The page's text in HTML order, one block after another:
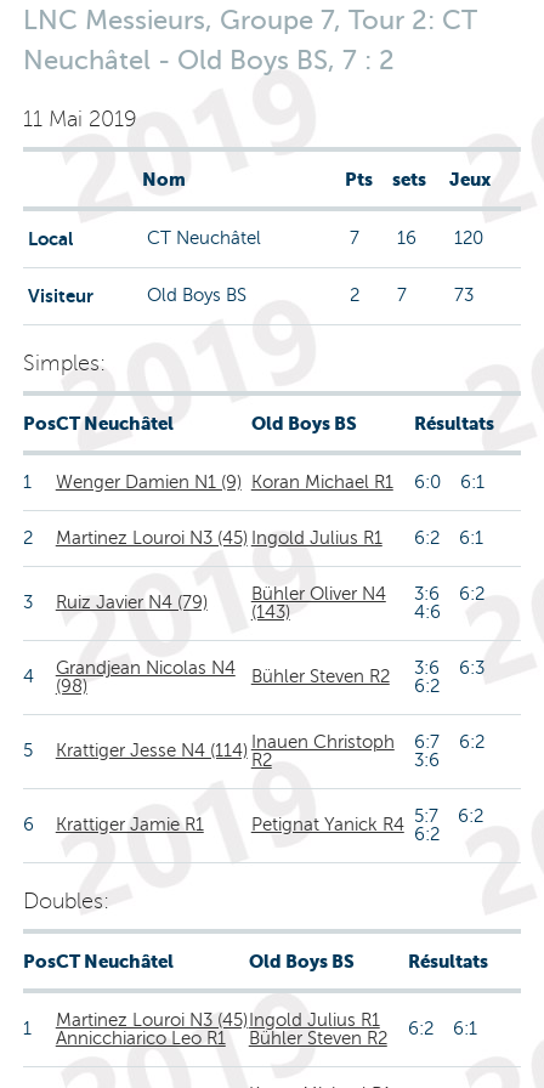
LNC Messieurs, Groupe 7, Tour 2: CT
Neuchâtel - Old Boys BS, 7 : 2
11 Mai 2019
Nom Pts sets Jeux
Local CT Neuchâtel 7 16 120
Visiteur Old Boys BS 2 7 73
Simples:
PosCT Neuchâtel Old Boys BS Résultats
1 Wenger Damien N1 (9) Koran Michael R1 6:0 6:1
2 Martinez Louroi N3 (45) Ingold Julius R1 6:2 6:1
3 Ruiz Javier N4 (79)
Bühler Oliver N4
(143)
3:6 6:2
4:6
4
Grandjean Nicolas N4
(98)
Bühler Steven R2
3:6 6:3
6:2
5 Krattiger Jesse N4 (114) Inauen Christoph
R2
6:7 6:2
3:6
6 Krattiger Jamie R1 Petignat Yanick R4 5:7 6:2
6:2
Doubles:
PosCT Neuchâtel Old Boys BS Résultats
1
Martinez Louroi N3 (45)
Annicchiarico Leo R1
Ingold Julius R1
Bühler Steven R2
6:2 6:1